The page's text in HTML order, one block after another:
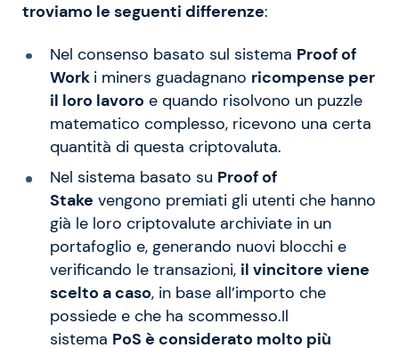
troviamo le seguenti differenze:
Nel consenso basato sul sistema Proof of
Work i miners guadagnano ricompense per
il loro lavoro e quando risolvono un puzzle
matematico complesso, ricevono una certa
quantità di questa criptovaluta.
Nel sistema basato su Proof of
Stake vengono premiati gli utenti che hanno
già le loro criptovalute archiviate in un
portafoglio e, generando nuovi blocchi e
verificando le transazioni, il vincitore viene
scelto a caso, in base all’importo che
possiede e che ha scommesso.Il
sistema PoS è considerato molto più